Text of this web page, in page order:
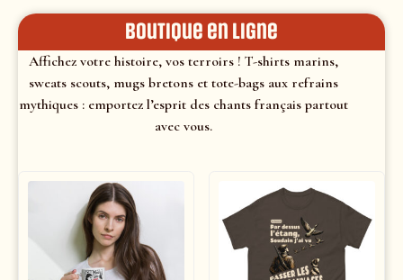
Boutique en ligne
Affichez votre histoire, vos terroirs ! T-shirts marins,
sweats scouts, mugs bretons et tote-bags aux refrains
mythiques : emportez l’esprit des chants français partout
avec vous.